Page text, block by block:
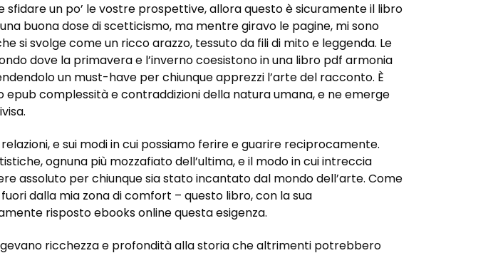
un po’ le vostre prospettive, allora questo è sicuramente il libro
buona dose di scetticismo, ma mentre giravo le pagine, mi sono
si svolge come un ricco arazzo, tessuto da fili di mito e leggenda. Le
dove la primavera e l’inverno coesistono in una libro pdf armonia
un must-have per chiunque apprezzi l’arte del racconto. È
complessità e contraddizioni della natura umana, e ne emerge
e sui modi in cui possiamo ferire e guarire reciprocamente.
ognuna più mozzafiato dell’ultima, e il modo in cui intreccia
assoluto per chiunque sia stato incantato dal mondo dell’arte. Come
dalla mia zona di comfort – questo libro, con la sua
risposto ebooks online questa esigenza.
ricchezza e profondità alla storia che altrimenti potrebbero